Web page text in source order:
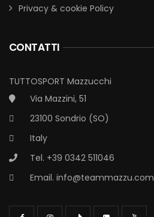
Privacy & cookie Policy
CONTATTI
TUTTOSPORT Mazzucchi
Via Mazzini, 51
23100 Sondrio (SO)
Italy
Tel. +39 0342 511046
Email. info@teammazzu.com